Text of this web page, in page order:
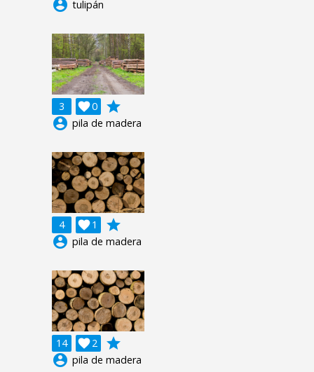
account_circle tulipán
3 0

grade
account_circle pila de madera
4 1

grade
account_circle pila de madera
14 2

grade
account_circle pila de madera